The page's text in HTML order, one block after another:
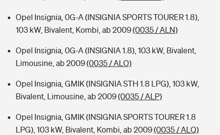
Opel Insignia, 0G-A (INSIGNIA SPORTS TOURER 1.8),
103 kW, Bivalent, Kombi, ab 2009(0035 / ALN)
Opel Insignia, 0G-A (INSIGNIA 1.8), 103 kW, Bivalent,
Limousine, ab 2009(0035 / ALO)
Opel Insignia, GMIK (INSIGNIA STH 1.8 LPG), 103 kW,
Bivalent, Limousine, ab 2009(0035 / ALP)
Opel Insignia, GMIK (INSIGNIA SPORTS TOURER 1.8
LPG), 103 kW, Bivalent, Kombi, ab 2009(0035 / ALQ)